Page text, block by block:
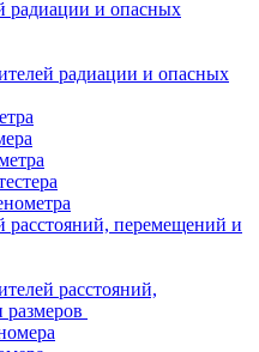
радиации и опасных
радиации и опасных
расстояний, перемещений и
расстояний,